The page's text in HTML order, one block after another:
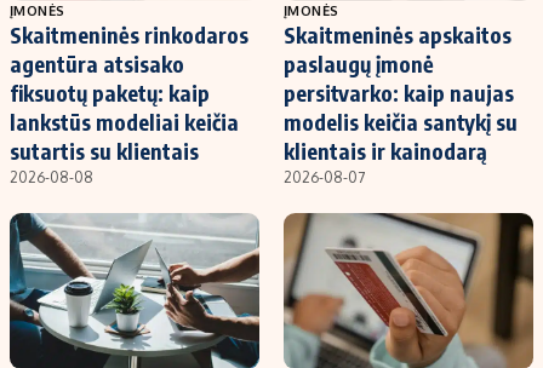
ĮMONĖS
Skaitmeninės rinkodaros
agentūra atsisako
fiksuotų paketų: kaip
lankstūs modeliai keičia
sutartis su klientais
2026-08-08
ĮMONĖS
Skaitmeninės apskaitos
paslaugų įmonė
persitvarko: kaip naujas
modelis keičia santykį su
klientais ir kainodarą
2026-08-07